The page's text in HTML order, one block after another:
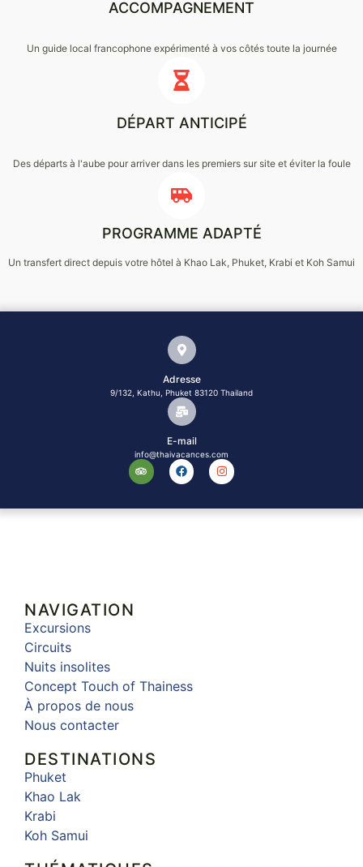
ACCOMPAGNEMENT
Un guide local francophone expérimenté à vos côtés toute la journée
DÉPART ANTICIPÉ
Des départs à l'aube pour arriver dans les premiers sur site et éviter la foule
PROGRAMME ADAPTÉ
Un transfert direct depuis votre hôtel à Khao Lak, Phuket, Krabi et Koh Samui
Adresse
9/132, Kathu, Phuket 83120 Thailand
E-mail
info@thaivacances.com
NAVIGATION
Excursions
Circuits
Nuits insolites
Concept Touch of Thainess
À propos de nous
Nous contacter
DESTINATIONS
Phuket
Khao Lak
Krabi
Koh Samui